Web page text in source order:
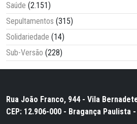
Saúde (2.151)
Sepultamentos (315)
Solidariedade (14)
Sub-Versão (228)
Rua João Franco, 944 - Vila
CEP: 12.906-000 - Bragança Paulista -